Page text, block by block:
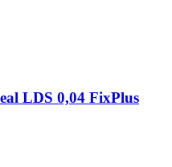
LDS 0,04 FixPlus